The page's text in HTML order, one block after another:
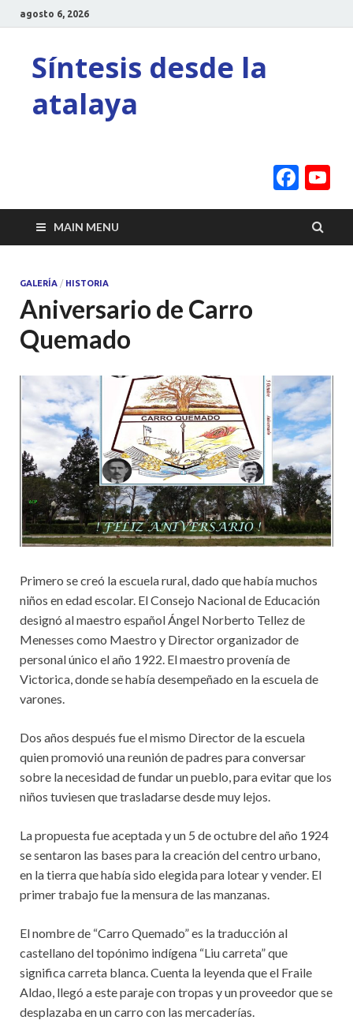
agosto 6, 2026
Síntesis desde la
atalaya
MAIN MENU
GALERÍA / HISTORIA
Aniversario de Carro
Quemado
Primero se creó la escuela rural, dado que había muchos
niños en edad escolar. El Consejo Nacional de Educación
designó al maestro español Ángel Norberto Tellez de
Menesses como Maestro y Director organizador de
personal único el año 1922. El maestro provenía de
Victorica, donde se había desempeñado en la escuela de
varones.
Dos años después fue el mismo Director de la escuela
quien promovió una reunión de padres para conversar
sobre la necesidad de fundar un pueblo, para evitar que los
niños tuviesen que trasladarse desde muy lejos.
La propuesta fue aceptada y un 5 de octubre del año 1924
se sentaron las bases para la creación del centro urbano,
en la tierra que había sido elegida para lotear y vender. El
primer trabajo fue la mensura de las manzanas.
El nombre de “Carro Quemado” es la traducción al
castellano del topónimo indígena “Liu carreta” que
significa carreta blanca. Cuenta la leyenda que el Fraile
Aldao, llegó a este paraje con tropas y un proveedor que se
desplazaba en un carro con las mercaderías.